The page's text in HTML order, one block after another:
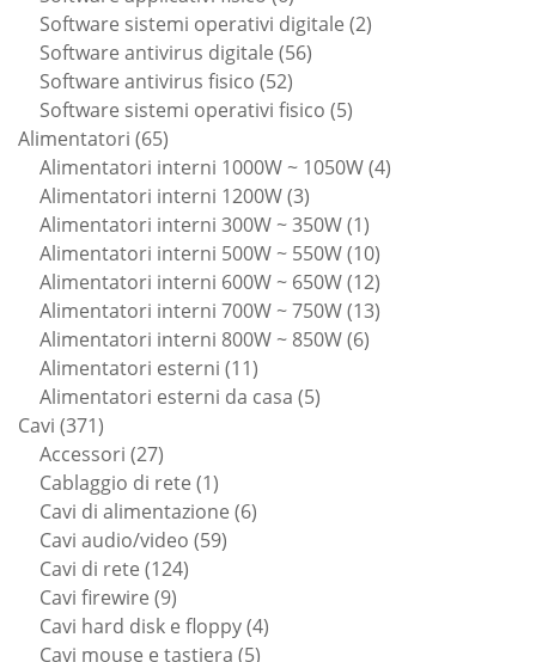
prodotti
Software sistemi operativi digitale 22
Software antivirus digitale 5656
Software antivirus fisico 5252
prodotti
Software sistemi operativi fisico 55
Alimentatori 6565
prodotti
Alimentatori interni 1000W ~ 1050W 44
Alimentatori interni 1200W 33
prodotti
Alimentatori interni 300W ~ 350W 11
prodotto
Alimentatori interni 500W ~ 550W 1010
prodotti
Alimentatori interni 600W ~ 650W 1212
prodotti
Alimentatori interni 700W ~ 750W 1313
Alimentatori interni 800W ~ 850W 66
Alimentatori esterni 1111
prodotti
Alimentatori esterni da casa 55
Cavi 371371
prodotti
Accessori 2727
prodotti
Cablaggio di rete 11
prodotto
Cavi di alimentazione 66
Cavi audio/video 5959
Cavi di rete 124124
Cavi firewire 99
prodotti
Cavi hard disk e floppy 44
Cavi mouse e tastiera 55